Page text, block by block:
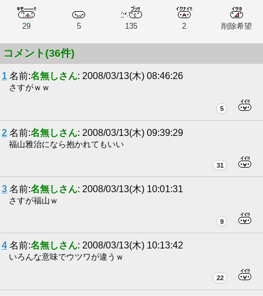
29 5 135 2 削除希望
コメント(36件)
1 名前:名無しさん: 2008/03/13(木) 08:46:26
さすがｗｗ
5
2 名前:名無しさん: 2008/03/13(木) 09:39:29
福山雅治になら抱かれてもいい
31
3 名前:名無しさん: 2008/03/13(木) 10:01:31
さすが福山ｗ
9
4 名前:名無しさん: 2008/03/13(木) 10:13:42
いろんな意味でウツワが違うｗ
22